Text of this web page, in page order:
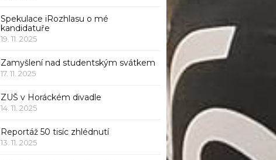
Spekulace iRozhlasu o mé
kandidatuře
19. 11. 2025
Zamyšlení nad studentským svátkem
17. 11. 2025
ZUŠ v Horáckém divadle
14. 11. 2025
Reportáž 50 tisíc zhlédnutí
13. 11. 2025